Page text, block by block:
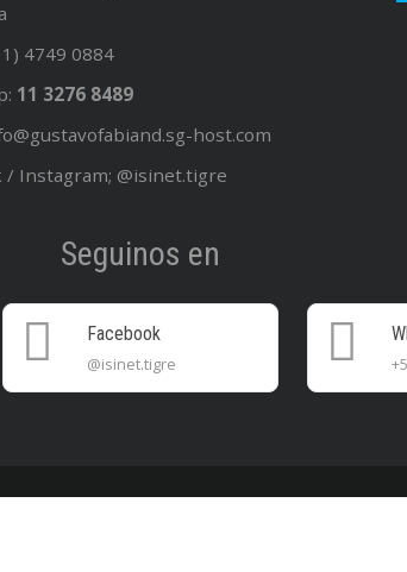
4749 0884
11 3276 8489
host.com
/ Instagram; @isinet.tigre
Seguinos en
Facebook
@isinet.tigre